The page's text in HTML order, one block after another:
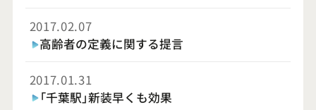
2017.02.07
高齢者の定義に関する提言
2017.01.31
「千葉駅」新装早くも効果